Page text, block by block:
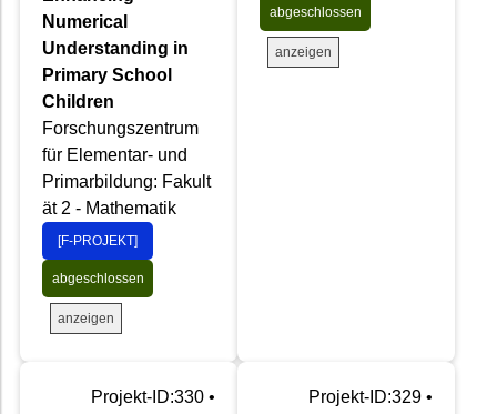
Numerical
Understanding in
Primary School
Children
Forschungszentrum
für Elementar- und
Primarbildung: Fakult
ät 2 - Mathematik
[F-PROJEKT]
abgeschlossen
anzeigen
abgeschlossen
anzeigen
Projekt-ID:330 •
Projekt-ID:329 •